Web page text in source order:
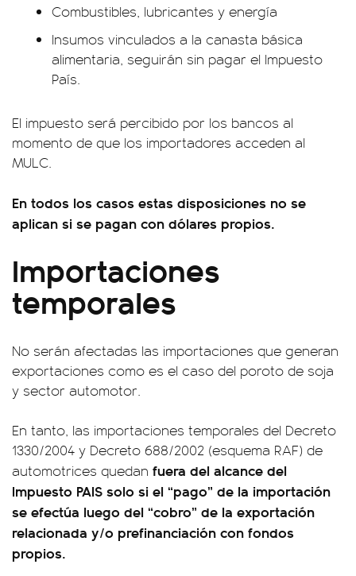
Combustibles, lubricantes y energía
Insumos vinculados a la canasta básica
alimentaria, seguirán sin pagar el Impuesto
País.
El impuesto será percibido por los bancos al
momento de que los importadores acceden al
MULC.
En todos los casos estas disposiciones no se
aplican si se pagan con dólares propios.
Importaciones
temporales
No serán afectadas las importaciones que generan
exportaciones como es el caso del poroto de soja
y sector automotor.
En tanto, las importaciones temporales del Decreto
1330/2004 y Decreto 688/2002 (esquema RAF) de
automotrices quedan fuera del alcance del
Impuesto PAIS solo si el “pago” de la importación
se efectúa luego del “cobro” de la exportación
relacionada y/o prefinanciación con fondos
propios.